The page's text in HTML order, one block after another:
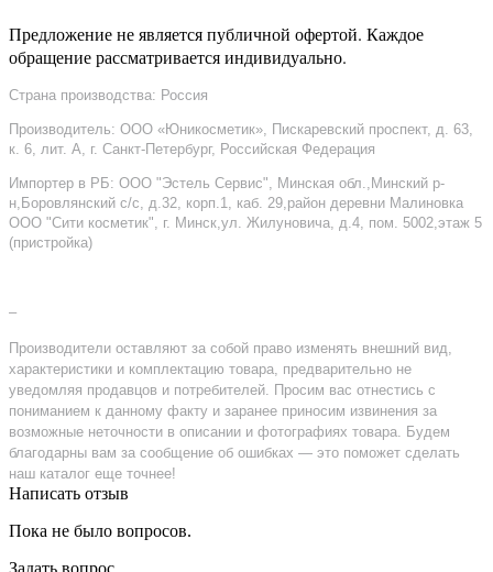
Предложение не является публичной офертой. Каждое
обращение рассматривается индивидуально.
Страна производства: Россия
Производитель: ООО «Юникосметик», Пискаревский проспект, д. 63,
к. 6, лит. А, г. Санкт-Петербург, Российская Федерация
Импортер в РБ: ООО "Эстель Сервис", Минская обл.,Минский р-
н,Боровлянский с/с, д.32, корп.1, каб. 29,район деревни Малиновка
ООО "Сити косметик", г. Минск,ул. Жилуновича, д.4, пом. 5002,этаж 5
(пристройка)
–
Производители оставляют за собой право изменять внешний вид,
характеристики и комплектацию товара, предварительно не
уведомляя продавцов и потребителей. Просим вас отнестись с
пониманием к данному факту и заранее приносим извинения за
возможные неточности в описании и фотографиях товара. Будем
благодарны вам за сообщение об ошибках — это поможет сделать
наш каталог еще точнее!
Написать отзыв
Пока не было вопросов.
Задать вопрос